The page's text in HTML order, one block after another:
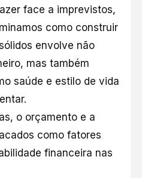
face a imprevistos,
como construir
envolve não
mas também
saúde e estilo de vida
o orçamento e a
como fatores
financeira nas